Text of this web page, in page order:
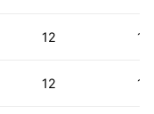
12 18
12 18